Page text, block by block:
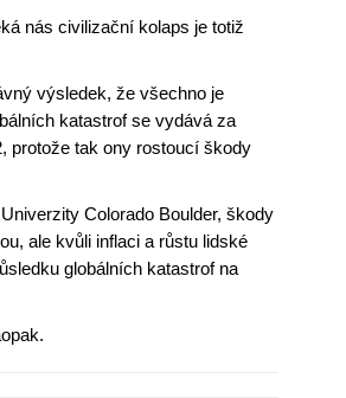
nás civilizační kolaps je totiž
výsledek, že všechno je
katastrof se vydává za
protože tak ony rostoucí škody
Colorado Boulder, škody
ale kvůli inflaci a růstu lidské
globálních katastrof na